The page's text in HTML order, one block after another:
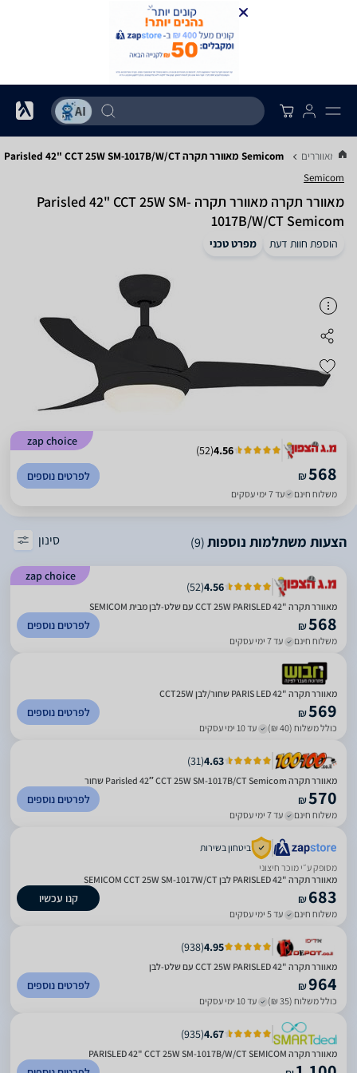
מאווררים Semicom מאוורר תקרה Parisled 42" CCT 25W SM-1017B/W/CT
Semicom
‏מאוורר תקרה מאוורר תקרה Parisled 42" CCT 25W SM-
1017B/W/CT Semicom
הוספת חוות דעת מפרט טכני
zap choice
4.56
(
52
)
₪568
משלוח חינם עד 7 ימי עסקים
לפרטים נוספים
הצעות משתלמות נוספות(9) סינון
zap choice
4.56
(
52
)
מאוורר תקרה "CCT 25W PARISLED 42 עם שלט-לבן מבית SEMICOM
₪568
משלוח חינם עד 7 ימי עסקים
לפרטים נוספים
מאוורר תקרה "PARIS LED 42 שחור/לבן CCT25W
₪569
כולל משלוח (40 ₪) עד 10 ימי עסקים
לפרטים נוספים
4.63
(
31
)
מאוורר תקרה Parisled 42″ CCT 25W SM-1017B/CT Semicom שחור
₪570
משלוח חינם עד 7 ימי עסקים
לפרטים נוספים
ביטחון בשירות
מסופק ע״י מוכר חיצוני
מאוורר תקרה "PARISLED 42 לבן SEMICOM CCT 25W SM-1017W/CT
₪683
משלוח חינם עד 5 ימי עסקים
קנו עכשיו
4.95
(
938
)
מאוורר תקרה "CCT 25W PARISLED 42 עם שלט-לבן
₪964
כולל משלוח (35 ₪) עד 10 ימי עסקים
לפרטים נוספים
4.67
(
935
)
מאוורר תקרה PARISLED 42" CCT 25W SM-1017B/W/CT SEMICOM